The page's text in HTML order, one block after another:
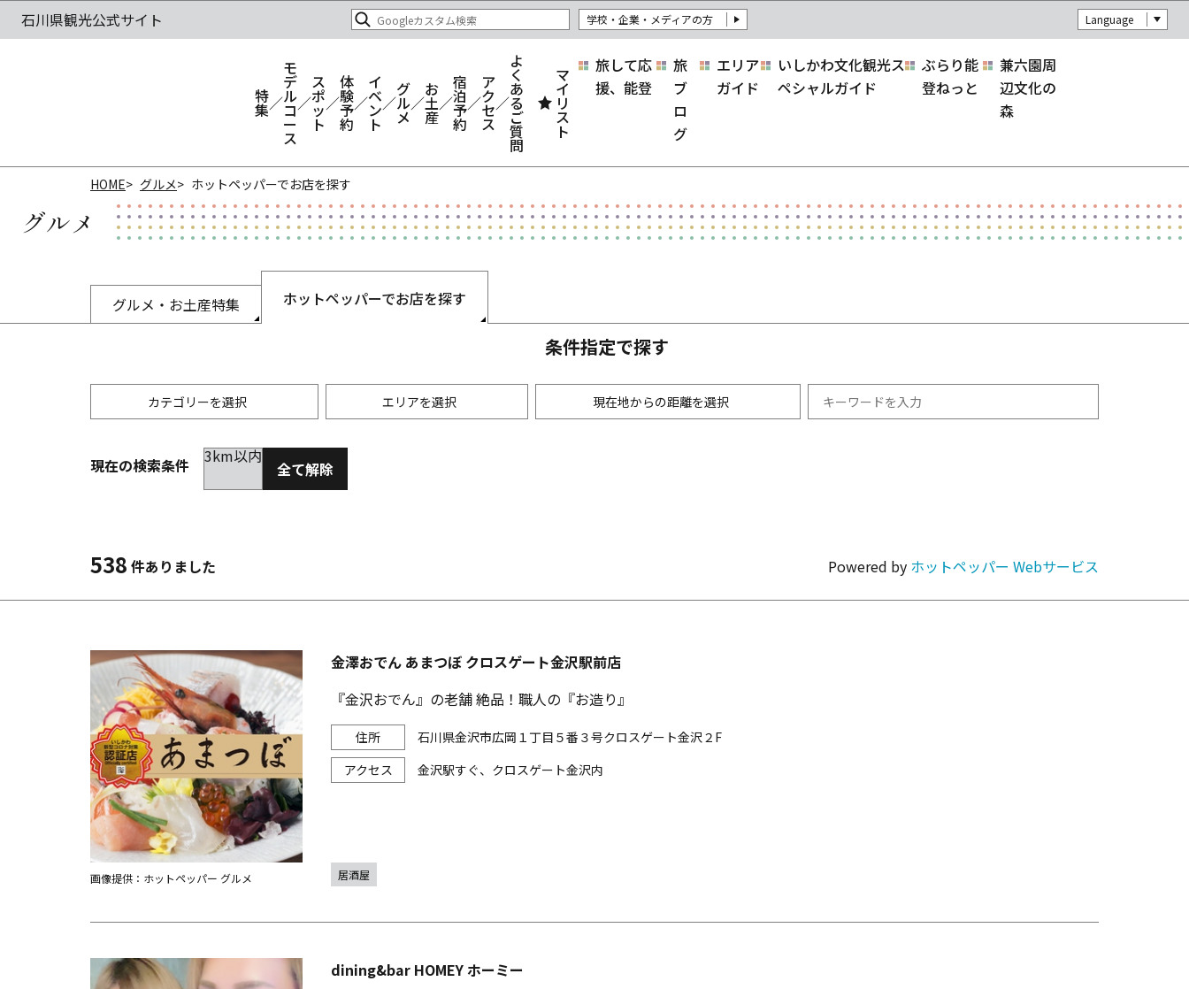
学校・企業・メディアの方 Language
特
集
モ
デ
ル
コ
ー
ス
ス
ポ
ッ
ト
体
験
予
約
イ
ベ
ン
ト
グ
ル
メ
お
土
産
宿
泊
予
約
ア
ク
セ
ス
よ
く
あ
る
ご
質
問
マ
イ
リ
ス
ト
旅して応
援、能登
旅
ブ
ロ
グ
エリア
ガイド
いしかわ文化観光ス
ペシャルガイド
ぶらり能
登ねっと
兼六園周
辺文化の
森
HOME グルメ ホットペッパーでお店を探す
グルメ
グルメ・お土産特集 ホットペッパーでお店を探す
条件指定で探す
カテゴリーを選択 エリアを選択 現在地からの距離を選択
居酒屋
韓国料理 カラオケ・パーティ
その他グルメ
金沢(片町･香林坊･にし茶屋周辺)
金沢市他・野々市・白山・内灘
未選択
現在の検索条件 3km以内
全て解除
538 件ありました Powered by ホットペッパー Webサービス
金澤おでん あまつぼ クロスゲート金沢駅前店
『金沢おでん』の老舗 絶品！職人の『お造り』
石川県金沢市広岡１丁目５番３号クロスゲート金沢２F
金沢駅すぐ、クロスゲート金沢内
画像提供：ホットペッパー グルメ 居酒屋
dining&bar HOMEY ホーミー